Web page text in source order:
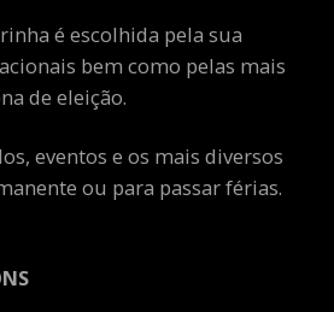
é escolhida pela sua
bem como pelas mais
de eleição.
eventos e os mais diversos
ou para passar férias.